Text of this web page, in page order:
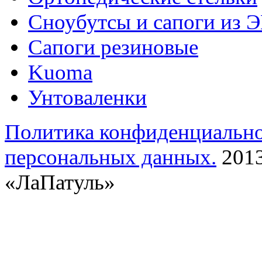
Сноубутсы и сапоги из
Сапоги резиновые
Kuoma
Унтоваленки
Политика
персональных данных.
«ЛаПатуль»